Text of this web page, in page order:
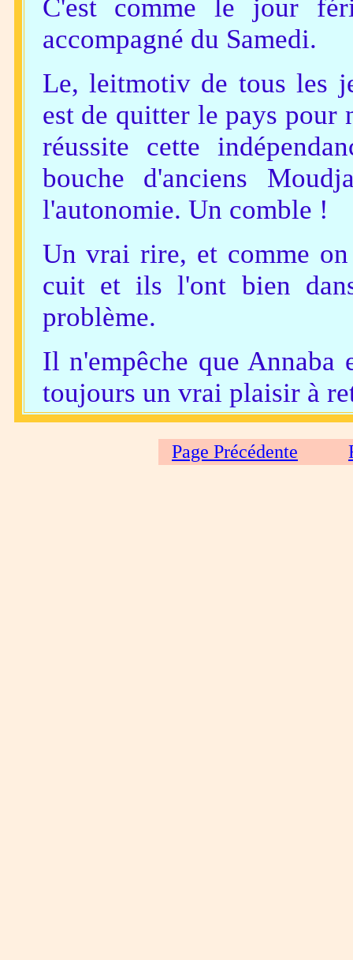
C'est comme le jour
accompagné du Samedi.
Le, leitmotiv de tous les
est de quitter le pays pour
réussite cette
bouche d'anciens
l'autonomie. Un comble !
Un vrai rire, et comme
cuit et ils l'ont bien
problème.
Il n'empêche que
toujours un vrai plaisir à
Page Précédente